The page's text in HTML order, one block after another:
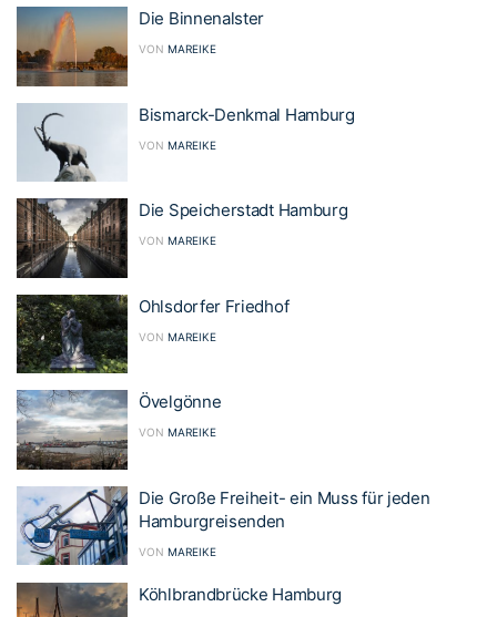
Die Binnenalster
VON MAREIKE
Bismarck-Denkmal Hamburg
VON MAREIKE
Die Speicherstadt Hamburg
VON MAREIKE
Ohlsdorfer Friedhof
VON MAREIKE
Övelgönne
VON MAREIKE
Die Große Freiheit- ein Muss für jeden
Hamburgreisenden
VON MAREIKE
Köhlbrandbrücke Hamburg